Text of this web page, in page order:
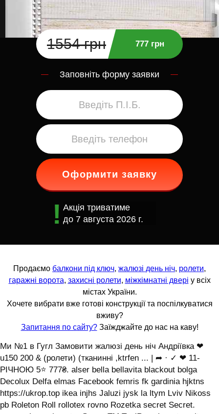
1554 грн 777 грн
Заповніть форму заявки
Оформити заявку
Акція триватиме
до 7 августа 2026 г.
Продаємо балкони під ключ, жалюзі день ніч, ролети,
гаражні ворота, захисні ролети, міжкімнатні двері у всіх
містах України.
Хочете вибрати вже готові конструкції та поспілкуватися
вживу?
Запитання по сайту?Заїжджайте до нас на каву!
Ми №1 в Гугл Замовити жалюзі день ніч Андріївка ❤
u150 200 & (ролети) (тканинні ,ktrfen ... | ➦ · ✓ ❤ 11-
РІЧНОЮ 5⭐ 777₴. alser bella bellavita blackout bolga
Decolux Delfa elmas Facebook femris fk gardinia hjktns
https://ukrop.top ikea injhs Jaluzi jysk la ltym Lviv Nikoss
pb Roleton Roll rollotex rovno Rozetka secret Secret.